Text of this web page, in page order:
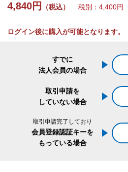
4,840円 （税込） 税別：4,400円
ログイン後に購入が可能となります。
すでに
法人会員の場合
取引申請を
していない場合
取引申請完了しており
会員登録認証キーを
もっている場合